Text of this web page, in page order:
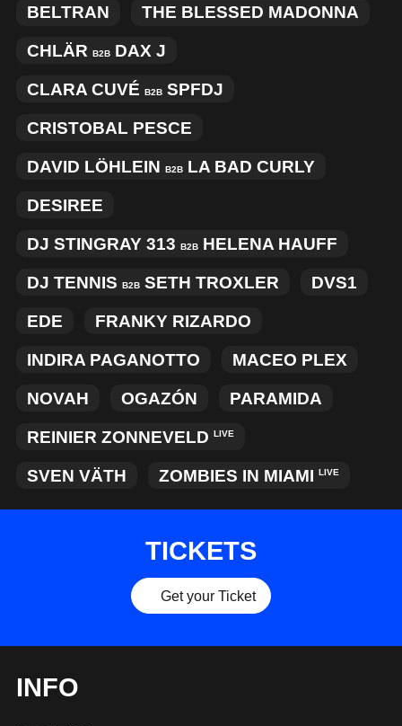
BELTRAN THE BLESSED MADONNA
CHLÄR B2B DAX J
CLARA CUVÉ B2B SPFDJ
CRISTOBAL PESCE
DAVID LÖHLEIN B2B LA BAD CURLY
DESIREE
DJ STINGRAY 313 B2B HELENA HAUFF
DJ TENNIS B2B SETH TROXLER DVS1
EDE FRANKY RIZARDO
INDIRA PAGANOTTO MACEO PLEX
NOVAH OGAZÓN PARAMIDA
REINIER ZONNEVELD LIVE
SVEN VÄTH ZOMBIES IN MIAMI LIVE
TICKETS
Get your Ticket
INFO